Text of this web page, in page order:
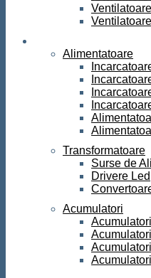
Alimentatoare
Transformatoare
Surse de
Drivere Led
Acumulatori